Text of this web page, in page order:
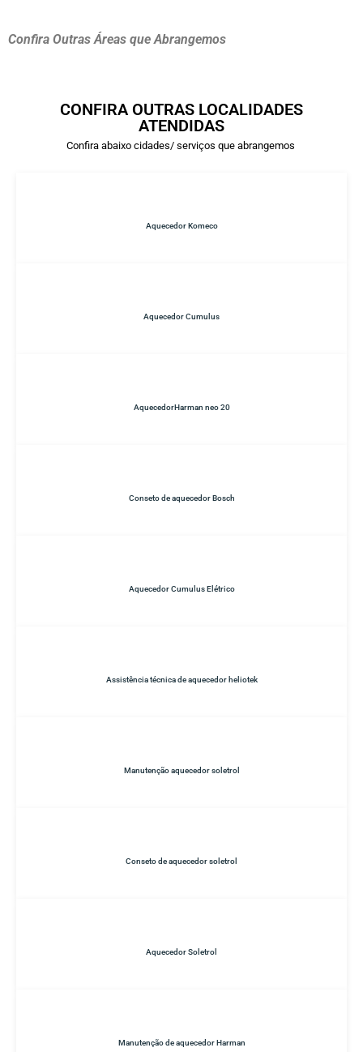
Confira Outras Áreas que Abrangemos
CONFIRA OUTRAS LOCALIDADES
ATENDIDAS
Confira abaixo cidades/ serviços que abrangemos
Aquecedor Komeco
Aquecedor Cumulus
AquecedorHarman neo 20
Conseto de aquecedor Bosch
Aquecedor Cumulus Elétrico
Assistência técnica de aquecedor heliotek
Manutenção aquecedor soletrol
Conseto de aquecedor soletrol
Aquecedor Soletrol
Manutenção de aquecedor Harman